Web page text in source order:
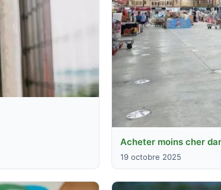
Acheter moins cher
19 octobre 2025